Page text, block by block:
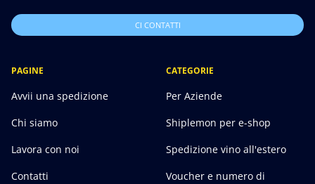
CI CONTATTI
PAGINE
Avvii una spedizione
Chi siamo
Lavora con noi
Contatti
CATEGORIE
Per Aziende
Shiplemon per e-shop
Spedizione vino all'estero
Voucher e numero di